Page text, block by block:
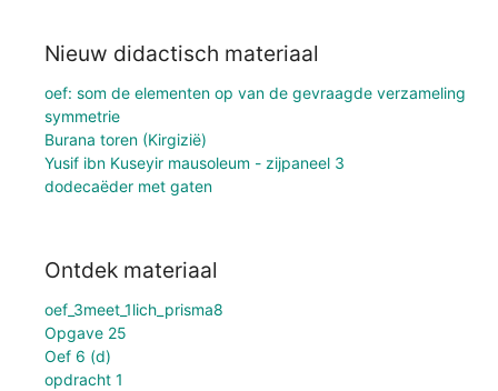
Nieuw didactisch materiaal
oef: som de elementen op van de gevraagde verzameling
symmetrie
Burana toren (Kirgizië)
Yusif ibn Kuseyir mausoleum - zijpaneel 3
dodecaëder met gaten
Ontdek materiaal
oef_3meet_1lich_prisma8
Opgave 25
Oef 6 (d)
opdracht 1